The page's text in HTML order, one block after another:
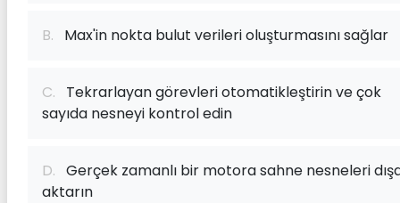
B. Max'in nokta bulut verileri oluşturmasını sağlar
C. Tekrarlayan görevleri otomatikleştirin ve çok
sayıda nesneyi kontrol edin
D. Gerçek zamanlı bir motora sahne nesneleri
aktarın